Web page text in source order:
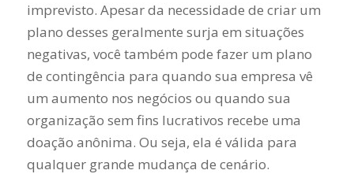
imprevisto. Apesar da necessidade de criar um
plano desses geralmente surja em situações
negativas, você também pode fazer um plano
de contingência para quando sua empresa vê
um aumento nos negócios ou quando sua
organização sem fins lucrativos recebe uma
doação anônima. Ou seja, ela é válida para
qualquer grande mudança de cenário.